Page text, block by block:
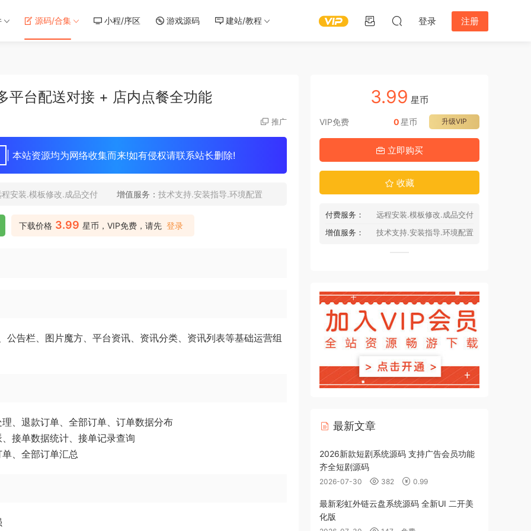
源码/合集 小程/序区 游戏源码 建站/教程 登录 注册
平台配送对接 + 店内点餐全功能
推广
| 本站资源均为网络收集而来!如有侵权请联系站长删除!
程安装.模板修改.成品交付 增值服务： 技术支持.安装指导.环境配置
下载价格 3.99 星币，VIP免费，请先 登录
告栏、图片魔方、平台资讯、资讯分类、资讯列表等基础运营组
、退款订单、全部订单、订单数据分布
接单数据统计、接单记录查询
、全部订单汇总
3.99 星币
VIP免费 升级VIP
0星币
立即购买
收藏
付费服务：
远程安装.模板修改.成品交付
增值服务：
技术支持.安装指导.环境配置
最新文章
2026新款短剧系统源码 支持广告会员功能
齐全短剧源码
2026-07-30 382 0.99
最新彩虹外链云盘系统源码 全新UI 二开美
化版